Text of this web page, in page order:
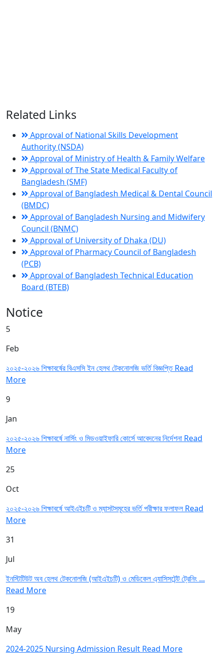
Related Links
Approval of National Skills Development
Authority (NSDA)
Approval of Ministry of Health & Family Welfare
Approval of The State Medical Faculty of
Bangladesh (SMF)
Approval of Bangladesh Medical & Dental Council
(BMDC)
Approval of Bangladesh Nursing and Midwifery
Council (BNMC)
Approval of University of Dhaka (DU)
Approval of Pharmacy Council of Bangladesh
(PCB)
Approval of Bangladesh Technical Education
Board (BTEB)
Notice
5
Feb
২০২৫-২০২৬ শিক্ষাবর্ষের বিএসসি ইন হেলথ টেকনোলজি ভর্তি বিজ্ঞপ্তিRead
More
9
Jan
২০২৫-২০২৬ শিক্ষাবর্ষে নার্সিং ও মিডওয়াইফারি কোর্সে আবেদনের নির্দেশনা Read
More
25
Oct
২০২৫-২০২৬ শিক্ষাবর্ষে আইএইচটি ও ম্যাসটসমূহের ভর্তি পরীক্ষার ফলাফলRead
More
31
Jul
ইনস্টিটিউট অব হেলথ টেকনোলজি (আইএইচটি) ও মেডিকেল এ্যাসিসটেন্ট ট্রেনিং ...
Read More
19
May
2024-2025 Nursing Admission Result Read More